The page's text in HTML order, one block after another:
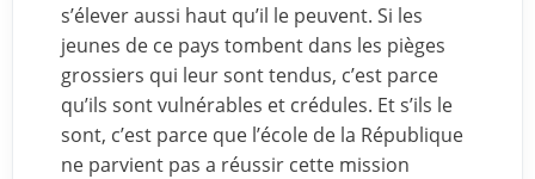
s’élever aussi haut qu’il le peuvent. Si les
jeunes de ce pays tombent dans les pièges
grossiers qui leur sont tendus, c’est parce
qu’ils sont vulnérables et crédules. Et s’ils le
sont, c’est parce que l’école de la République
ne parvient pas a réussir cette mission